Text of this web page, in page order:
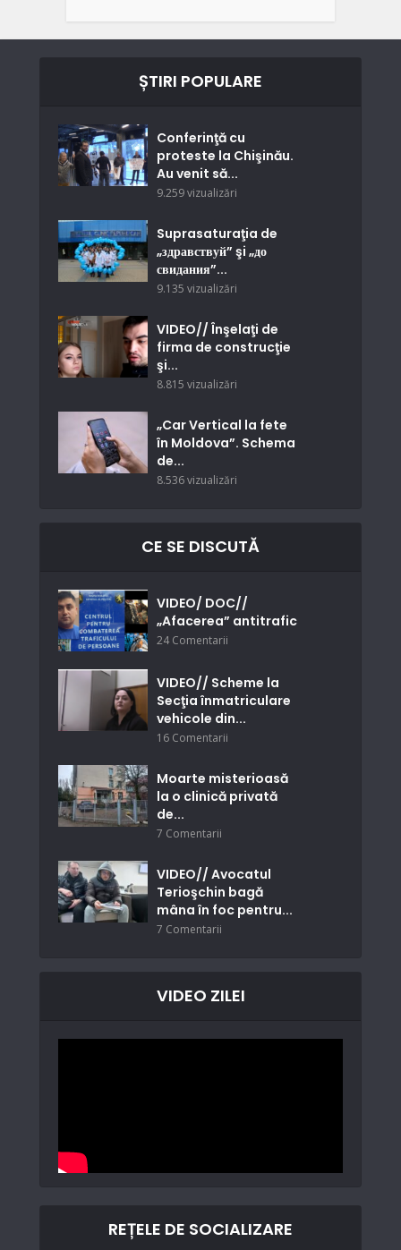
ȘTIRI POPULARE
Conferinţă cu
proteste la Chişinău.
Au venit să...
9.259 vizualizări
Suprasaturaţia de
„здравствуй” şi „до
свидания”...
9.135 vizualizări
VIDEO// Înşelaţi de
firma de construcţie
şi...
8.815 vizualizări
„Car Vertical la fete
în Moldova”. Schema
de...
8.536 vizualizări
CE SE DISCUTĂ
VIDEO/ DOC//
„Afacerea” antitrafic
24 Comentarii
VIDEO// Scheme la
Secţia înmatriculare
vehicole din...
16 Comentarii
Moarte misterioasă
la o clinică privată
de...
7 Comentarii
VIDEO// Avocatul
Terioşchin bagă
mâna în foc pentru...
7 Comentarii
VIDEO ZILEI
REȚELE DE SOCIALIZARE